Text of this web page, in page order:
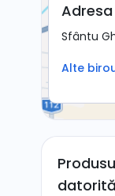
Sfântu
Alte